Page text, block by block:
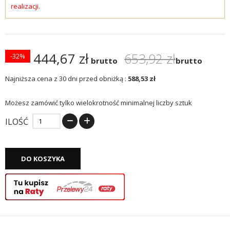
realizacji.
444,67 zł brutto 653,92 złbrutto
-32%
Najniższa cena z 30 dni przed obniżką : 588,53 zł
Możesz zamówić tylko wielokrotność minimalnej liczby sztuk
ILOŚĆ
DO KOSZYKA